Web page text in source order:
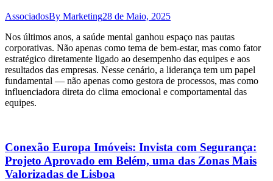
AssociadosBy Marketing28 de Maio, 2025
Nos últimos anos, a saúde mental ganhou espaço nas pautas
corporativas. Não apenas como tema de bem-estar, mas como fator
estratégico diretamente ligado ao desempenho das equipes e aos
resultados das empresas. Nesse cenário, a liderança tem um papel
fundamental — não apenas como gestora de processos, mas como
influenciadora direta do clima emocional e comportamental das
equipes.
Conexão Europa Imóveis: Invista com Segurança:
Projeto Aprovado em Belém, uma das Zonas Mais
Valorizadas de Lisboa